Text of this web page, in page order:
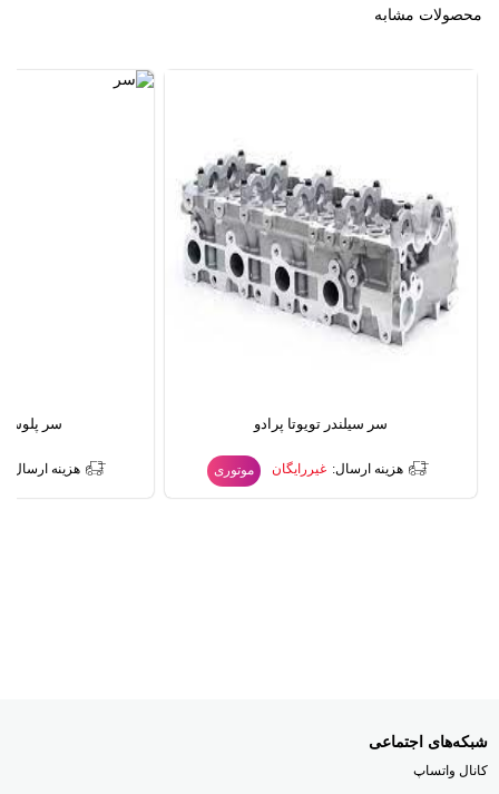
محصولات مشابه
سر سیلندر تویوتا پرادو
هزینه ارسال: غیررایگان موتوری
سر پلوس
هزینه ارسال:
شبکه‌های اجتماعی
کانال واتساپ